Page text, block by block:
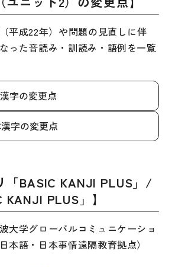
平成22年）や問題の見直しに伴
った音読み・訓読み・語例を一覧
字の変更点
字の変更点
「BASIC KANJI PLUS」/
PLUS」】
大学グローバルコミュニケーショ
語・日本事情遠隔教育拠点）